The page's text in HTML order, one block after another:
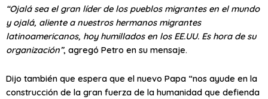
“Ojalá sea el gran líder de los pueblos migrantes en el mundo
y ojalá, aliente a nuestros hermanos migrantes
latinoamericanos, hoy humillados en los EE.UU. Es hora de su
organización”, agregó Petro en su mensaje.
Dijo también que espera que el nuevo Papa “nos ayude en la
construcción de la gran fuerza de la humanidad que defienda